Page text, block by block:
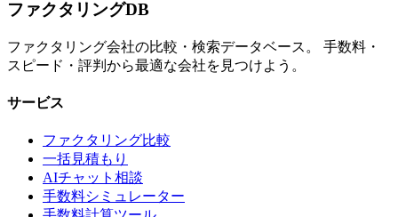
ファクタリングDB
ファクタリング会社の比較・検索データベース。 手数料・
スピード・評判から最適な会社を見つけよう。
サービス
ファクタリング比較
一括見積もり
AIチャット相談
手数料シミュレーター